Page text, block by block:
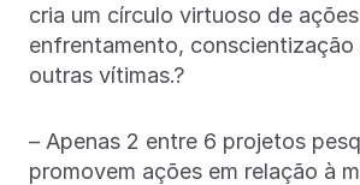
cria um círculo virtuoso de
enfrentamento, conscientização
outras vítimas.?
– Apenas 2 entre 6 projetos
promovem ações em relação à